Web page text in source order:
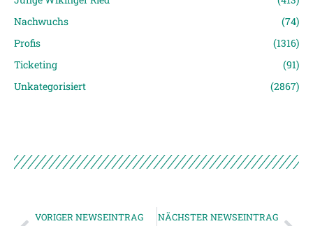
Nachwuchs
(74)
Profis
(1316)
Ticketing
(91)
Unkategorisiert
(2867)
VORIGER NEWSEINTRAG NÄCHSTER NEWSEINTRAG